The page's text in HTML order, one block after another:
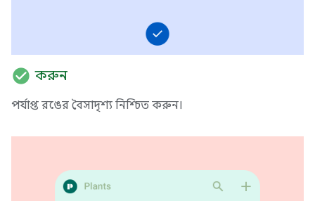
check_circle করুন
পর্যাপ্ত রঙের বৈসাদৃশ্য নিশ্চিত করুন।